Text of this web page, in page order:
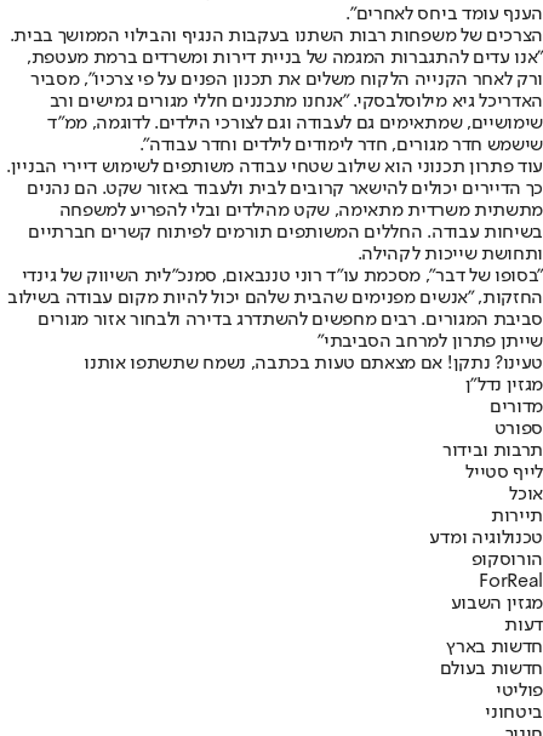
הענף עומד ביחס לאחרים".
הצרכים של משפחות רבות השתנו בעקבות הנגיף והבילוי הממושך בבית.
״אנו עדים להתגברות המגמה של בניית דירות ומשרדים ברמת מעטפת,
ורק לאחר הקנייה הלקוח משלים את תכנון הפנים על פי צרכיו״, מסביר
האדריכל גיא מילוסלבסקי. ״אנחנו מתכננים חללי מגורים גמישים ורב
שימושיים, שמתאימים גם לעבודה וגם לצורכי הילדים. לדוגמה, ממ"ד
שישמש חדר מגורים, חדר לימודים לילדים וחדר עבודה".
עוד פתרון תכנוני הוא שילוב שטחי עבודה משותפים לשימוש דיירי הבניין.
כך הדיירים יכולים להישאר קרובים לבית ולעבוד באזור שקט. הם נהנים
מתשתית משרדית מתאימה, שקט מהילדים ובלי להפריע למשפחה
בשיחות עבודה. החללים המשותפים תורמים לפיתוח קשרים חברתיים
ותחושת שייכות לקהילה.
״בסופו של דבר״, מסכמת עו״ד רוני טננבאום, סמנכ״לית השיווק של גינדי
החזקות, ״אנשים מפנימים שהבית שלהם יכול להיות מקום עבודה בשילוב
סביבת המגורים. רבים מחפשים להשתדרג בדירה ולבחור אזור מגורים
שייתן פתרון למרחב הסביבתי״
טעינו? נתקן! אם מצאתם טעות בכתבה, נשמח שתשתפו אותנו
מגזין נדל"ן
מדורים
ספורט
תרבות ובידור
לייף סטייל
אוכל
תיירות
טכנולוגיה ומדע
הורוסקופ
ForReal
מגזין השבוע
דעות
חדשות בארץ
חדשות בעולם
פוליטי
ביטחוני